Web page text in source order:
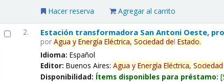
Hacer reserva Agregar al carrito
2. Estación transformadora San Antoni Oeste,
porAgua y Energía Eléctrica, Sociedad delEstado.
Idioma:Español
Editor:Buenos Aires:Agua y Energía Eléctrica, Sociedad
Disponibilidad: Ítems disponibles para préstamo: